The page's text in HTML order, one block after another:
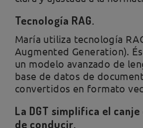
Tecnología RAG.
María utiliza tecnología
Augmented Generation).
un modelo avanzado de
base de datos de
convertidos en formato
La DGT simplifica el
de conducir.